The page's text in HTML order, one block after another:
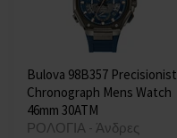
Bulova 98B357 Precisionist
Chronograph Mens Watch
46mm 30ATM
ΡΟΛΟΓΙΑ - Άνδρες